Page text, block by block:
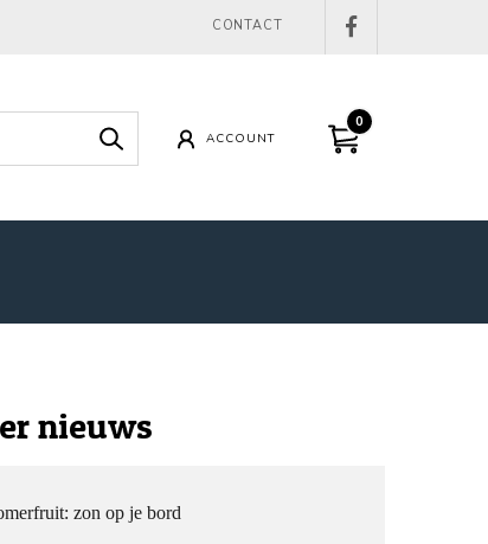
CONTACT
ACCOUNT
0
nieuws
zon op je bord